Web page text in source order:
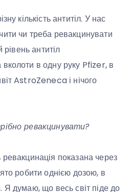
кількість антитіл. У нас
чи треба ревакцинувати
рівень антитіл
в одну руку Pfizer, в
AstroZeneca і нічого
ревакцинувати?
показана через
робити однією дозою, в
думаю, що весь світ піде до